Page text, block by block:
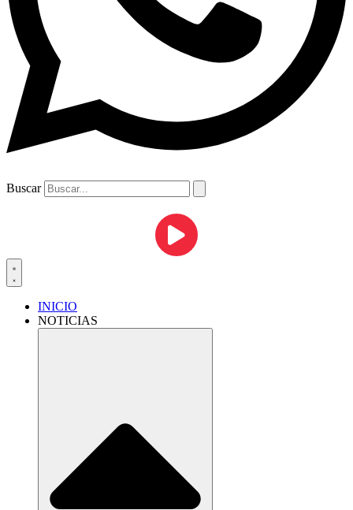
Buscar
INICIO
NOTICIAS